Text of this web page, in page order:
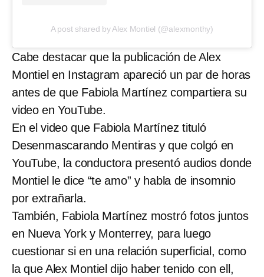
A post shared by Alex Montiel (@alexmonthy)
Cabe destacar que la publicación de Alex
Montiel en Instagram apareció un par de horas
antes de que Fabiola Martínez compartiera su
video en YouTube.
En el video que Fabiola Martínez tituló
Desenmascarando Mentiras y que colgó en
YouTube, la conductora presentó audios donde
Montiel le dice “te amo” y habla de insomnio
por extrañarla.
También, Fabiola Martínez mostró fotos juntos
en Nueva York y Monterrey, para luego
cuestionar si en una relación superficial, como
la que Alex Montiel dijo haber tenido con ell,